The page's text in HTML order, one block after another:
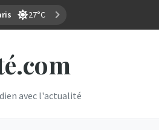
35°C
avec l'actualité